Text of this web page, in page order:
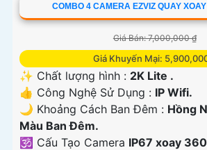
COMBO 4 CAMERA EZVIZ QUAY
Giá Bán: 7,000,000 ₫
Giá Khuyến Mại:
✨ Chất lượng hình : 2K Lite .
👍 Công Nghệ Sử Dụng : IP Wifi.
🌙 Khoảng Cách Ban Đêm : Hồng
Màu Ban Ðêm.
🕉️ Cấu Tạo Camera IP67 xoay